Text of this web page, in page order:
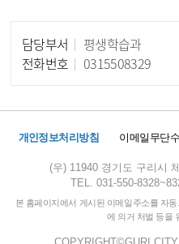
담당부서
평생학습과
전화번호
0315508329
개인정보처리방침 이메일무단
(우) 11940 경기도 구리시
TEL. 031-550-
본 홈페이지에서 게시된 이메일주소를 자
에 의거 처벌 등을